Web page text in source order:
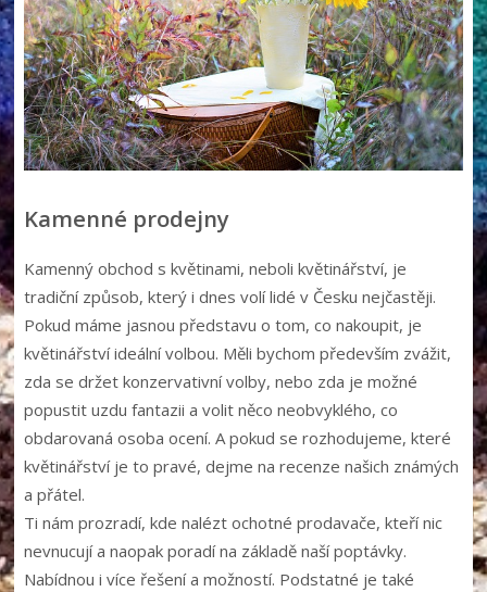
Kamenné prodejny
Kamenný obchod s květinami, neboli květinářství, je
tradiční způsob, který i dnes volí lidé v Česku nejčastěji.
Pokud máme jasnou představu o tom, co nakoupit, je
květinářství ideální volbou. Měli bychom především zvážit,
zda se držet konzervativní volby, nebo zda je možné
popustit uzdu fantazii a volit něco neobvyklého, co
obdarovaná osoba ocení. A pokud se rozhodujeme, které
květinářství je to pravé, dejme na recenze našich známých
a přátel.
Ti nám prozradí, kde nalézt ochotné prodavače, kteří nic
nevnucují a naopak poradí na základě naší poptávky.
Nabídnou i více řešení a možností. Podstatné je také